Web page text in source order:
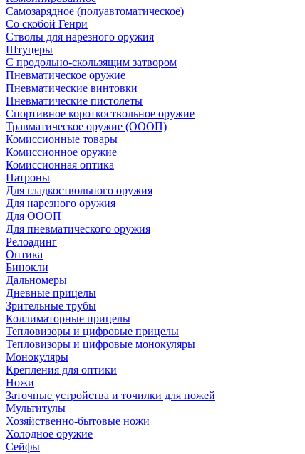
Самозарядное (полуавтоматическое)
Со скобой Генри
Стволы для нарезного оружия
Штуцеры
С продольно-скользящим затвором
Пневматическое оружие
Пневматические винтовки
Пневматические пистолеты
Спортивное короткоствольное оружие
Травматическое оружие (ОООП)
Комиссионные товары
Комиссионное оружие
Комиссионная оптика
Патроны
Для гладкоствольного оружия
Для нарезного оружия
Для ОООП
Для пневматического оружия
Релоадинг
Оптика
Бинокли
Дальномеры
Дневные прицелы
Зрительные трубы
Коллиматорные прицелы
Тепловизоры и цифровые прицелы
Тепловизоры и цифровые монокуляры
Монокуляры
Крепления для оптики
Ножи
Заточные устройства и точилки для ножей
Мультитулы
Хозяйственно-бытовые ножи
Холодное оружие
Сейфы